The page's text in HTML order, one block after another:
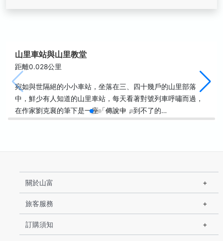
山里車站與山里教堂
距離0.028公里
宛如與世隔絕的小小車站，坐落在三、四十幾戶的山里部落
中，鮮少有人知道的山里車站，每天看著對號列車呼嘯而過，
在作家劉克襄的筆下是一座「傳說中，到不了的…
關於山富
旅客服務
訂購須知